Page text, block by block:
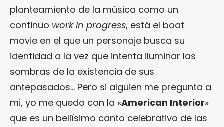
planteamiento de la música como un
continuo work in progress, está el boat
movie en el que un personaje busca su
identidad a la vez que intenta iluminar las
sombras de la existencia de sus
antepasados… Pero si alguien me pregunta a
mi, yo me quedo con la «American Interior»
que es un bellísimo canto celebrativo de las